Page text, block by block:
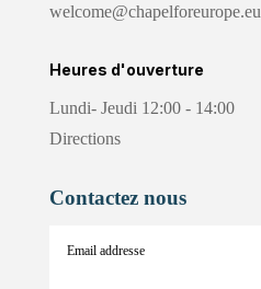
welcome@chapelforeurope.eu
Heures d'ouverture
Lundi- Jeudi 12:00 - 14:00
Directions
Contactez nous